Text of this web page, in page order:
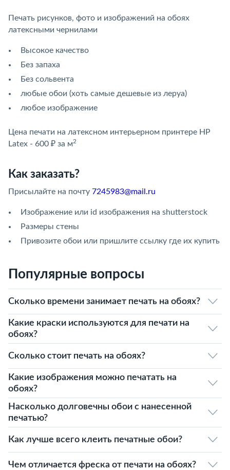
Печать рисунков, фото и изображений на обоях
латексными чернилами
Высокое качество
Без запаха
Без сольвента
любые обои (хоть самые дешевые из леруа)
любое изображение
Цена печати на латексном интерьерном принтере HP
Latex - 600 ₽ за м2
Как заказать?
Присылайте на почту 7245983@mail.ru
Изображение или id изображения на shutterstock
Размеры стены
Привозите обои или пришлите ссылку где их купить
Популярные вопросы
Сколько времени занимает печать на обоях?
Какие краски используются для печати на
обоях?
Сколько стоит печать на обоях?
Какие изображения можно печатать на
обоях?
Насколько долговечны обои с нанесенной
печатью?
Как лучше всего клеить печатные обои?
Чем отличается фреска от печати на обоях?